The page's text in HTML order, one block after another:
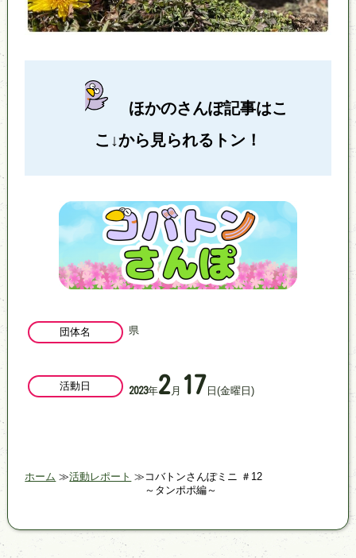
ほかのさんぽ記事はこ
こ↓から見られるトン！
団体名 県
活動日 2023年2月 17 日(金曜日)
ホーム 活動レポート
コバトンさんぽミニ ＃12
～タンポポ編～